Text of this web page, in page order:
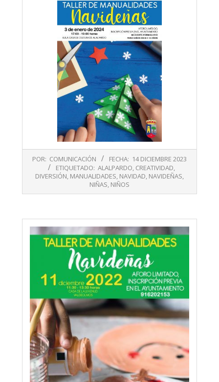
12-
POR: COMUNICACIÓN FECHA: 14 DICIEMBRE 2023
ETIQUETADO: ALALPARDO, CREATIVIDAD,
DIVERSIÓN, MANUALIDADES, NAVIDAD, NAVIDEÑAS,
NIÑAS, NIÑOS